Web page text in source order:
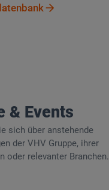
Zur Mediendatenbank
& Events
sich über anstehende
der VHV Gruppe, ihrer
oder relevanter Branchen.